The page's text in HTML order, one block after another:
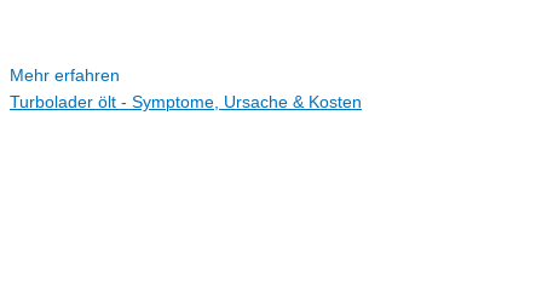
Mehr erfahren
Turbolader ölt - Symptome, Ursache & Kosten